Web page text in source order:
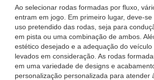
Ao selecionar rodas formadas por fluxo,
entram em jogo. Em primeiro lugar, deve-
uso pretendido das rodas, seja para
em pista ou uma combinação de ambos.
estético desejado e a adequação do
levados em consideração. As rodas
em uma variedade de designs e
personalização personalizada para atender